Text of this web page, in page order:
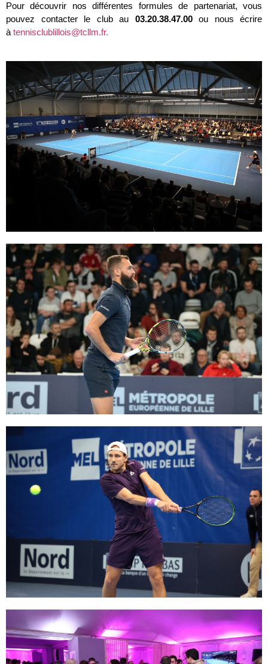
Pour découvrir nos différentes formules de partenariat, vous
pouvez contacter le club au 03.20.38.47.00ou nous écrire
à tennisclublillois@tcllm.fr.